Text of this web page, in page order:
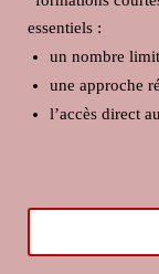
essentiels :
un nombre
une approche
l’accès direct